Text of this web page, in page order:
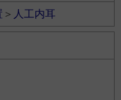
＞ 人工内耳